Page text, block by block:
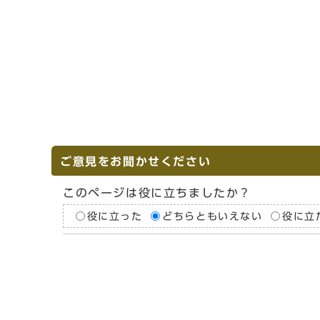
ご意見をお聞かせください
このページは役に立ちましたか？
役に立った どちらともいえない 役に立